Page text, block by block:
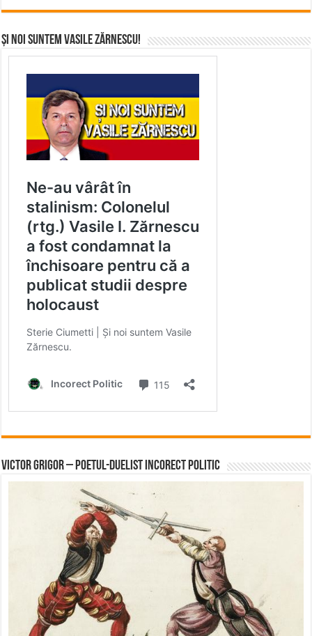
Și noi suntem Vasile Zărnescu!
Victor Grigor – Poetul-Duelist Incorect Politic